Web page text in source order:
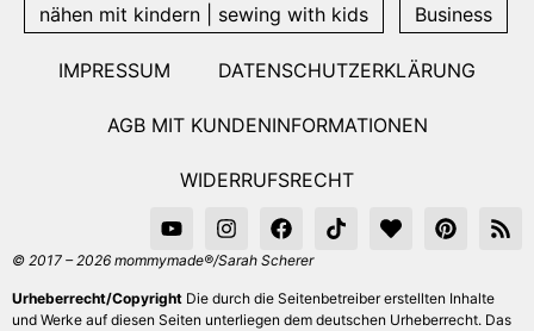
nähen mit kindern | sewing with kids
Business
IMPRESSUM DATENSCHUTZERKLÄRUNG
AGB MIT KUNDENINFORMATIONEN
WIDERRUFSRECHT
© 2017 – 2026 mommymade®/Sarah Scherer
Urheberrecht/Copyright Die durch die Seitenbetreiber erstellten Inhalte
und Werke auf diesen Seiten unterliegen dem deutschen Urheberrecht. Das